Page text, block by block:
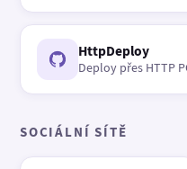
HttpDeploy
Deploy přes HTTP
SOCIÁLNÍ SÍTĚ